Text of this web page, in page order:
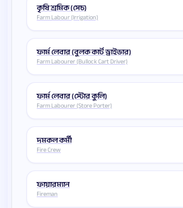
কৃষি শ্রমিক (সেচ)
Farm Labour (Irrigation)
ফার্ম লেবার (বুলক কার্ট ড্রাইভার)
Farm Labourer (Bullock Cart Driver)
ফার্ম লেবার (স্টোর কুলি)
Farm Labourer (Store Porter)
দমকল কর্মী
Fire Crew
ফায়ারম্যান
Fireman